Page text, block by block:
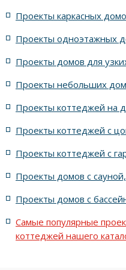
жилых в стиле Райта с 5
жилых в английском стиле
жилых в современном стиле с
с террасой и 6 комнатами
Проекты каркасных
Проекты одноэтажных
Проекты домов для
Проекты небольших
Проекты коттеджей на
Проекты коттеджей с
Проекты коттеджей с
Проекты домов с
Проекты домов с
Самые популярные
коттеджей нашего